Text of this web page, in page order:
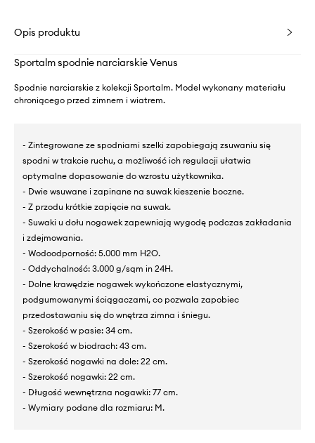
Opis produktu
Sportalm spodnie narciarskie Venus
Spodnie narciarskie z kolekcji Sportalm. Model wykonany materiału
chroniącego przed zimnem i wiatrem.
- Zintegrowane ze spodniami szelki zapobiegają zsuwaniu się
spodni w trakcie ruchu, a możliwość ich regulacji ułatwia
optymalne dopasowanie do wzrostu użytkownika.
- Dwie wsuwane i zapinane na suwak kieszenie boczne.
- Z przodu krótkie zapięcie na suwak.
- Suwaki u dołu nogawek zapewniają wygodę podczas zakładania
i zdejmowania.
- Wodoodporność: 5.000 mm H2O.
- Oddychalność: 3.000 g/sqm in 24H.
- Dolne krawędzie nogawek wykończone elastycznymi,
podgumowanymi ściągaczami, co pozwala zapobiec
przedostawaniu się do wnętrza zimna i śniegu.
- Szerokość w pasie: 34 cm.
- Szerokość w biodrach: 43 cm.
- Szerokość nogawki na dole: 22 cm.
- Szerokość nogawki: 22 cm.
- Długość wewnętrzna nogawki: 77 cm.
- Wymiary podane dla rozmiaru: M.